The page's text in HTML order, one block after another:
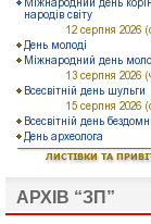
АРХІВ “ЗП”